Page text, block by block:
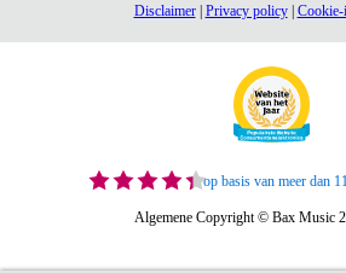
Disclaimer| Privacy policy|
op basis van meer dan
Algemene Copyright © Bax Music